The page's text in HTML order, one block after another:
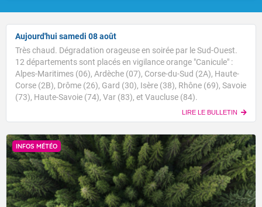
Aujourd'hui samedi 08 août
Très chaud. Dégradation orageuse en soirée par le Sud-Ouest.
12 départements sont placés en vigilance orange "Canicule" :
Alpes-Maritimes (06), Ardèche (07), Corse-du-Sud (2A), Haute-
Corse (2B), Drôme (26), Gard (30), Isère (38), Rhône (69), Savoie
(73), Haute-Savoie (74), Var (83), et Vaucluse (84).
LIRE LE BULLETIN
INFOS MÉTÉO